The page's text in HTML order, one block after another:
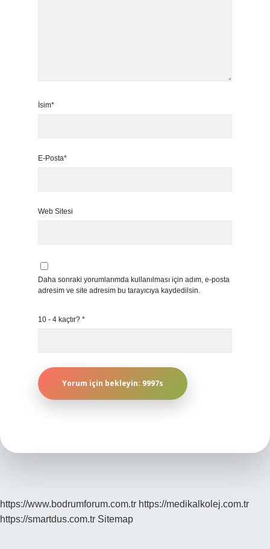
İsim*
E-Posta*
Web Sitesi
Daha sonraki yorumlarımda kullanılması için adım, e-posta
adresim ve site adresim bu tarayıcıya kaydedilsin.
10 - 4 kaçtır? *
https://www.bodrumforum.com.tr https://medikalkolej.com.tr
https://smartdus.com.tr Sitemap